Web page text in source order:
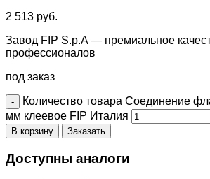
2 513 руб.
Завод FIP S.p.A — премиальное
профессионалов
под заказ
Количество товара Соединение
мм клеевое FIP Италия
В корзину Заказать
Доступны аналоги